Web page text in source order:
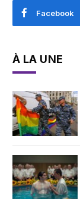
Facebook
À LA UNE